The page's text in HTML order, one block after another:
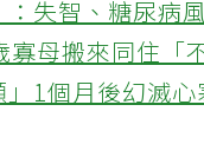
：失智、糖尿病
寡母搬來同住「
1個月後幻滅心